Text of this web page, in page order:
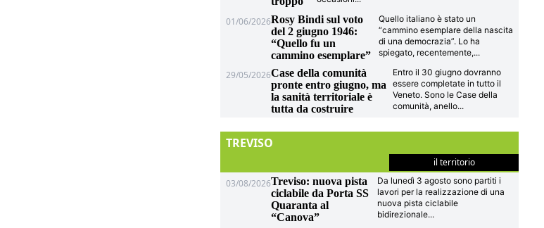
01/06/2026Rosy Bindi sul voto
del 2 giugno 1946:
“Quello fu un
cammino esemplare”
Quello italiano è stato un
“cammino esemplare della nascita
di una democrazia”. Lo ha
spiegato, recentemente,...
29/05/2026Case della comunità
pronte entro giugno, ma
la sanità territoriale è
tutta da costruire
Entro il 30 giugno dovranno
essere completate in tutto il
Veneto. Sono le Case della
comunità, anello...
TREVISO
il territorio
03/08/2026Treviso: nuova pista
ciclabile da Porta SS
Quaranta al
“Canova”
Da lunedì 3 agosto sono partiti i
lavori per la realizzazione di una
nuova pista ciclabile
bidirezionale...